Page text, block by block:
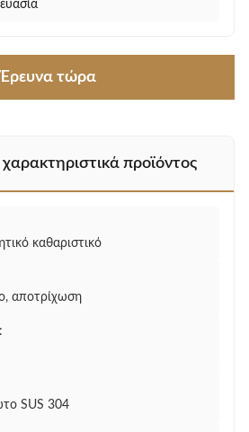
Έρευνα τώρα
προϊόντος
καθαριστικό
αποτρίχωση
SUS 304